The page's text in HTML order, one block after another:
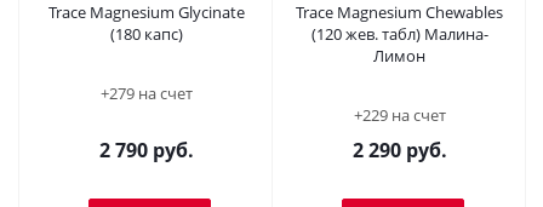
Trace Magnesium Glycinate
(180 капс)
+279 на счет
2 790руб.
Trace Magnesium Chewables
(120 жев. табл) Малина-
Лимон
+229 на счет
2 290руб.